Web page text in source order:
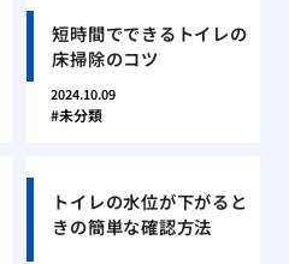
短時間でできるトイレの
床掃除のコツ
2024.10.09
未分類
トイレの水位が下がると
きの簡単な確認方法